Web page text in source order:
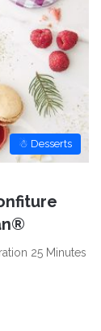
☃ Desserts
25 Minutes